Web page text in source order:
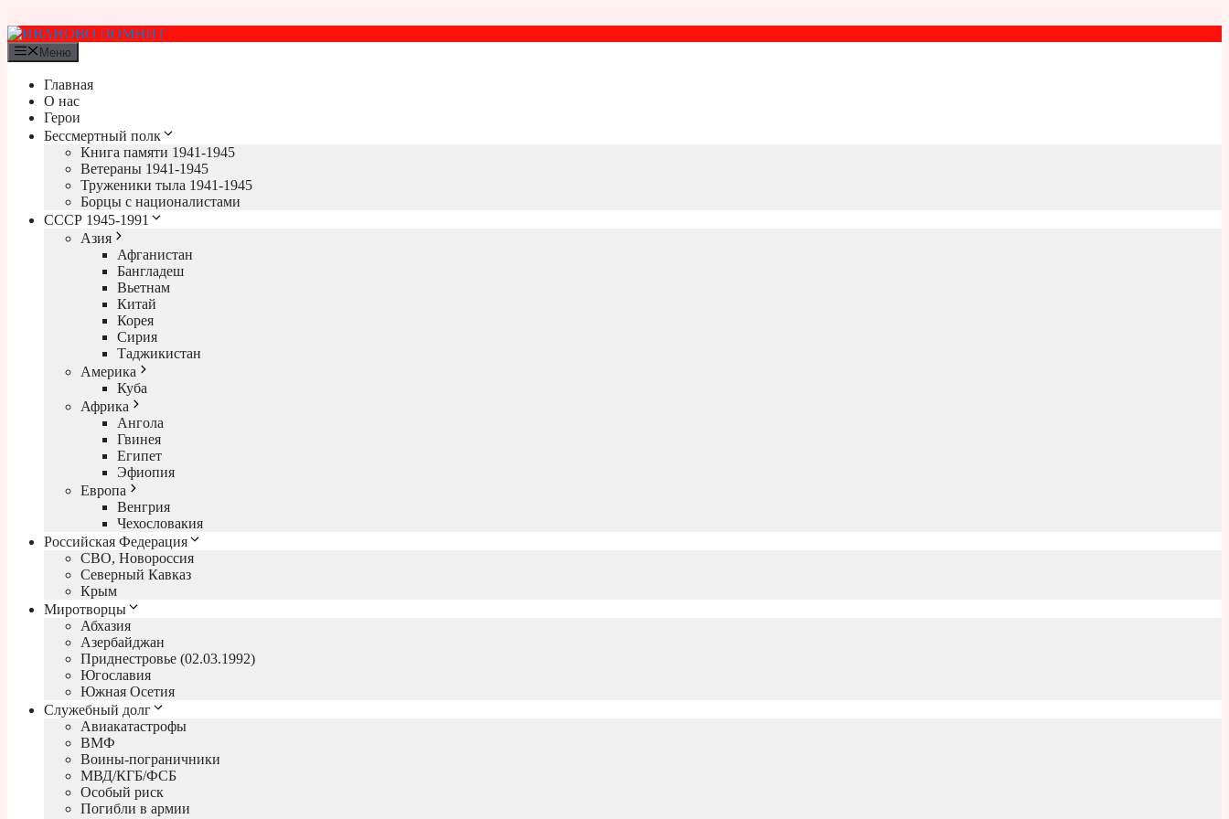
к
содержимому
Меню
Главная
О нас
Герои
Бессмертный полк
Книга памяти 1941-1945
Ветераны 1941-1945
Труженики тыла 1941-1945
Борцы с националистами
СССР 1945-1991
Азия
Афганистан
Бангладеш
Вьетнам
Китай
Корея
Сирия
Таджикистан
Америка
Куба
Африка
Ангола
Гвинея
Египет
Эфиопия
Европа
Венгрия
Чехословакия
Российская Федерация
СВО, Новороссия
Северный Кавказ
Крым
Миротворцы
Абхазия
Азербайджан
Приднестровье (02.03.1992)
Югославия
Южная Осетия
Служебный долг
Авиакатастрофы
ВМФ
Воины-пограничники
МВД/КГБ/ФСБ
Особый риск
Погибли в армии